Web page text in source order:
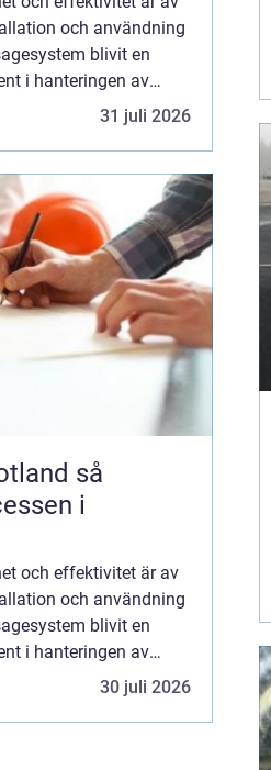
och användning
blivit en
i hanteringen av
Dessa system
31 juli 2026
så
i
och effektivitet är av
och användning
blivit en
i hanteringen av
Dessa system
30 juli 2026